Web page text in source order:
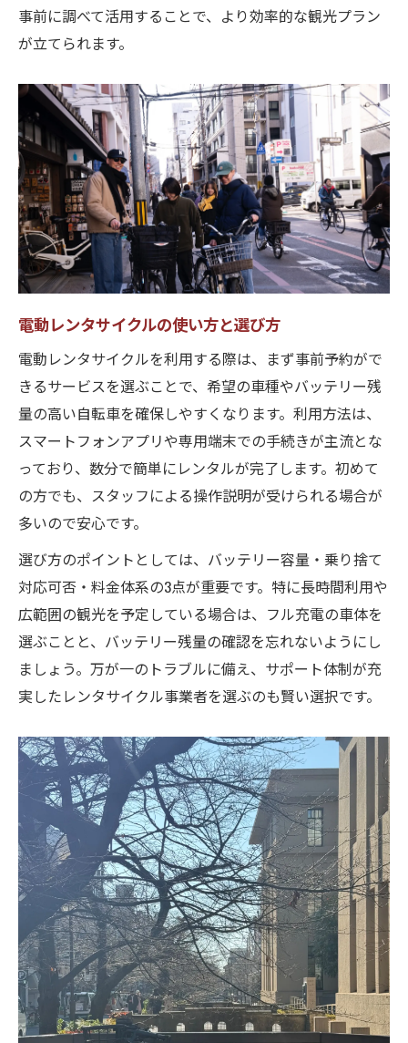
事前に調べて活用することで、より効率的な観光プラン
が立てられます。
電動レンタサイクルの使い方と選び方
電動レンタサイクルを利用する際は、まず事前予約がで
きるサービスを選ぶことで、希望の車種やバッテリー残
量の高い自転車を確保しやすくなります。利用方法は、
スマートフォンアプリや専用端末での手続きが主流とな
っており、数分で簡単にレンタルが完了します。初めて
の方でも、スタッフによる操作説明が受けられる場合が
多いので安心です。
選び方のポイントとしては、バッテリー容量・乗り捨て
対応可否・料金体系の3点が重要です。特に長時間利用や
広範囲の観光を予定している場合は、フル充電の車体を
選ぶことと、バッテリー残量の確認を忘れないようにし
ましょう。万が一のトラブルに備え、サポート体制が充
実したレンタサイクル事業者を選ぶのも賢い選択です。